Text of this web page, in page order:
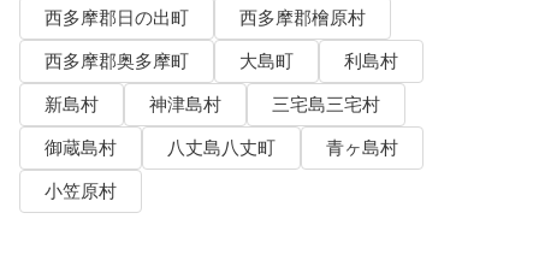
西多摩郡日の出町
西多摩郡檜原村
西多摩郡奥多摩町
大島町
利島村
新島村
神津島村
三宅島三宅村
御蔵島村
八丈島八丈町
青ヶ島村
小笠原村